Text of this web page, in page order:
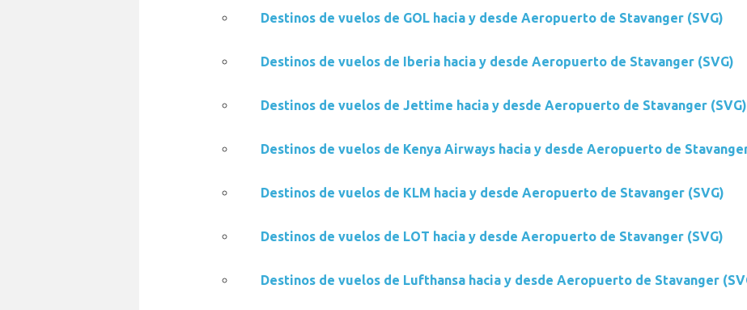
Destinos de vuelos de GOL hacia y desde Aeropuerto de Stavanger (SVG)
Destinos de vuelos de Iberia hacia y desde Aeropuerto de Stavanger (SVG)
Destinos de vuelos de Jettime hacia y desde Aeropuerto de Stavanger (SVG)
Destinos de vuelos de Kenya Airways hacia y desde Aeropuerto de
Destinos de vuelos de KLM hacia y desde Aeropuerto de Stavanger (SVG)
Destinos de vuelos de LOT hacia y desde Aeropuerto de Stavanger (SVG)
Destinos de vuelos de Lufthansa hacia y desde Aeropuerto de Stavanger